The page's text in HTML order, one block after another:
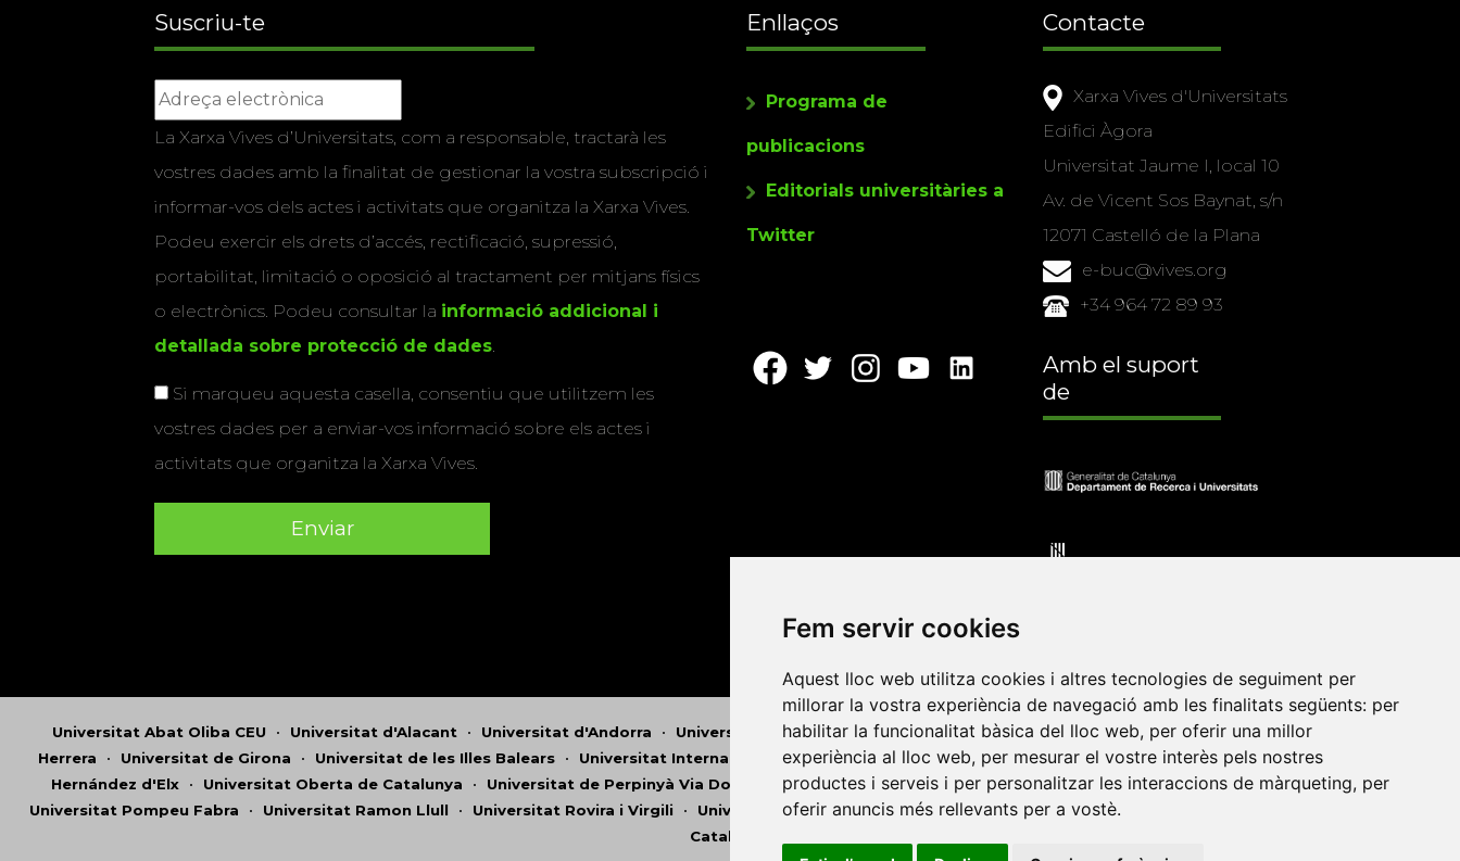
Fem servir cookies
Aquest lloc web utilitza cookies i altres tecnologies de seguiment per
millorar la vostra experiència de navegació amb les finalitats següents: per
habilitar la funcionalitat bàsica del lloc web, per oferir una millor
experiència al lloc web, per mesurar el vostre interès pels nostres
productes i serveis i per personalitzar les interaccions de màrqueting, per
oferir anuncis més rellevants per a vostè.
Suscriu-te
La Xarxa Vives d’Universitats, com a responsable, tractarà les
vostres dades amb la finalitat de gestionar la vostra subscripció i
informar-vos dels actes i activitats que organitza la Xarxa Vives.
Podeu exercir els drets d’accés, rectificació, supressió,
portabilitat, limitació o oposició al tractament per mitjans físics
o electrònics. Podeu consultar la informació addicional i
detallada sobre protecció de dades.
Si marqueu aquesta casella, consentiu que utilitzem les
vostres dades per a enviar-vos informació sobre els actes i
activitats que organitza la Xarxa Vives.
Enllaços
Programa de
publicacions
Editorials universitàries a
Twitter
Contacte
Xarxa Vives d'Universitats
Edifici Àgora
Universitat Jaume I, local 10
Av. de Vicent Sos Baynat, s/n
12071 Castelló de la Plana
e-buc@vives.org
+34 964 72 89 93
Amb el suport
de
Universitat Abat Oliba CEU • Universitat d'Alacant • Universitat d'Andorra • Universitat Autònoma de Barcelona•Universitat de Barcelona•Universitat CEU Cardenal
Herrera • Universitat de Girona • Universitat de les Illes Balears • Universitat Internacional de Catalunya• Universitat Jaume I•Universitat de Lleida•Universitat Miguel
Hernández d'Elx • Universitat Oberta de Catalunya • Universitat de Perpinyà Via Domitia •Universitat Politècnica de Catalunya•Universitat Politècnica de València•
Universitat Pompeu Fabra • Universitat Ramon Llull • Universitat Rovira i Virgili • Universitat de Sàsser•Universitat de València•Universitat de Vic - Universitat Central de
Catalunya